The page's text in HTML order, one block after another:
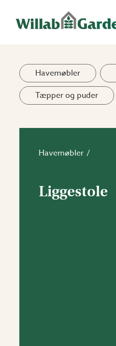
Havemøbler
Tæpper og puder
Havemøbler
Liggestole